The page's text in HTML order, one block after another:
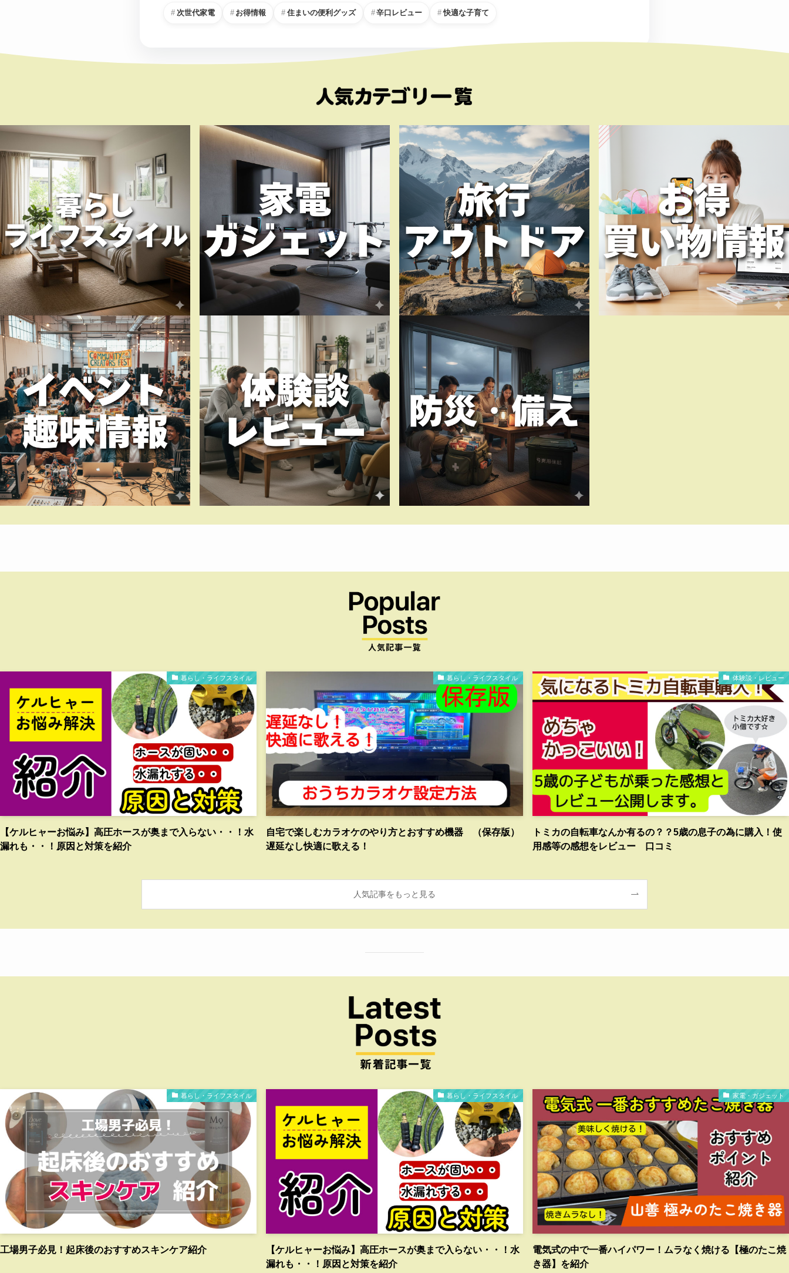
次世代家電 お得情報 住まいの便利グッズ 辛口レビュー 快適な子育て
暮らし・ライフスタイル
【ケルヒャーお悩み】高圧ホースが奥まで入らない・・！水
漏れも・・！原因と対策を紹介
暮らし・ライフスタイル
自宅で楽しむカラオケのやり方とおすすめ機器 （保存版）
遅延なし快適に歌える！
体験談・レビュー
トミカの自転車なんか有るの？？5歳の息子の為に購入！使
用感等の感想をレビュー 口コミ
人気記事をもっと見る
暮らし・ライフスタイル
工場男子必見！起床後のおすすめスキンケア紹介
暮らし・ライフスタイル
【ケルヒャーお悩み】高圧ホースが奥まで入らない・・！水
漏れも・・！原因と対策を紹介
家電・ガジェット
電気式の中で一番ハイパワー！ムラなく焼ける【極のたこ焼
き器】を紹介